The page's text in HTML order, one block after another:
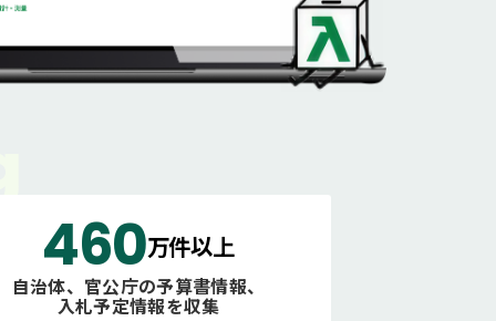
460万件以上
自治体、官公庁の予算書情報、
入札予定情報を収集